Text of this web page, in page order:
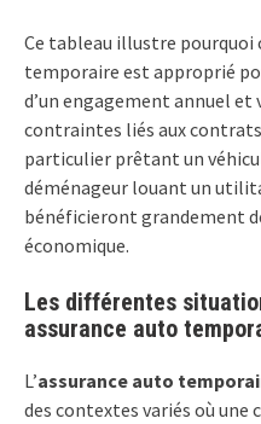
Ce tableau illustre pourquoi
temporaire est approprié
d’un engagement annuel
contraintes liés aux
particulier prêtant un
déménageur louant un
bénéficieront grandement
économique.
Les différentes
assurance auto
L’assurance auto
des contextes variés où une